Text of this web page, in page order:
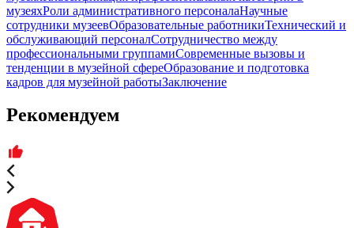
музеяхРоли административного персоналаНаучные
сотрудники музеевОбразовательные работникиТехнический и
обслуживающий персоналСотрудничество между
профессиональными группамиСовременные вызовы и
тенденции в музейной сфереОбразование и подготовка
кадров для музейной работыЗаключение
Рекомендуем